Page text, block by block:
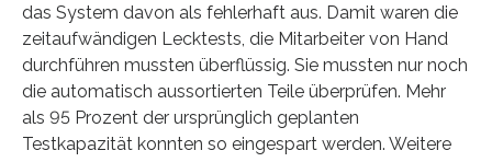
das System davon als fehlerhaft aus. Damit waren die
zeitaufwändigen Lecktests, die Mitarbeiter von Hand
durchführen mussten überflüssig. Sie mussten nur noch
die automatisch aussortierten Teile überprüfen. Mehr
als 95 Prozent der ursprünglich geplanten
Testkapazität konnten so eingespart werden. Weitere